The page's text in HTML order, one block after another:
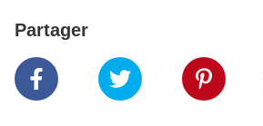
Partager